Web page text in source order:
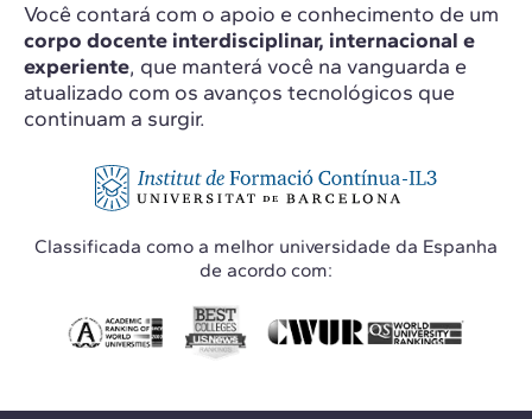
Você contará com o apoio e conhecimento de um
corpo docente interdisciplinar, internacional e
experiente, que manterá você na vanguarda e
atualizado com os avanços tecnológicos que
continuam a surgir.
Classificada como a melhor universidade da Espanha
de acordo com: